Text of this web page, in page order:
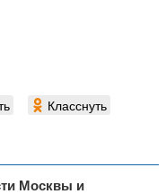
Класснуть
Москвы и